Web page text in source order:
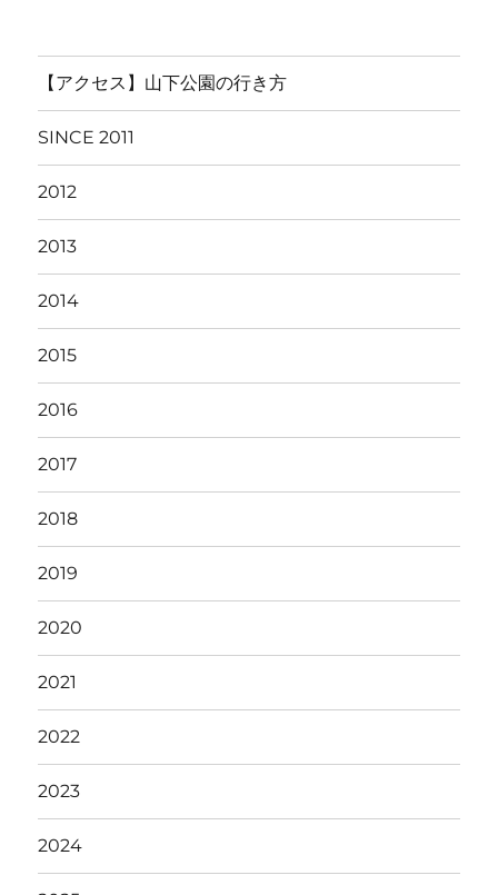
【アクセス】山下公園の行き方
SINCE 2011
2012
2013
2014
2015
2016
2017
2018
2019
2020
2021
2022
2023
2024